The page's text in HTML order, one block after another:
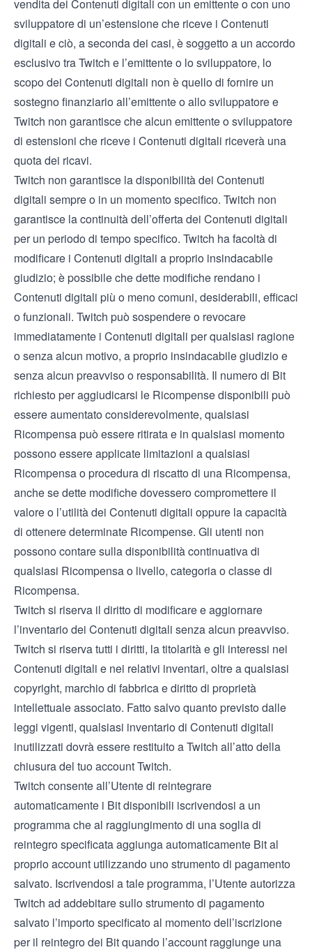
vendita dei Contenuti digitali con un emittente o con uno
sviluppatore di un’estensione che riceve i Contenuti
digitali e ciò, a seconda dei casi, è soggetto a un accordo
esclusivo tra Twitch e l’emittente o lo sviluppatore, lo
scopo dei Contenuti digitali non è quello di fornire un
sostegno finanziario all’emittente o allo sviluppatore e
Twitch non garantisce che alcun emittente o sviluppatore
di estensioni che riceve i Contenuti digitali riceverà una
quota dei ricavi.
Twitch non garantisce la disponibilità dei Contenuti
digitali sempre o in un momento specifico. Twitch non
garantisce la continuità dell’offerta dei Contenuti digitali
per un periodo di tempo specifico. Twitch ha facoltà di
modificare i Contenuti digitali a proprio insindacabile
giudizio; è possibile che dette modifiche rendano i
Contenuti digitali più o meno comuni, desiderabili, efficaci
o funzionali. Twitch può sospendere o revocare
immediatamente i Contenuti digitali per qualsiasi ragione
o senza alcun motivo, a proprio insindacabile giudizio e
senza alcun preavviso o responsabilità. Il numero di Bit
richiesto per aggiudicarsi le Ricompense disponibili può
essere aumentato considerevolmente, qualsiasi
Ricompensa può essere ritirata e in qualsiasi momento
possono essere applicate limitazioni a qualsiasi
Ricompensa o procedura di riscatto di una Ricompensa,
anche se dette modifiche dovessero compromettere il
valore o l’utilità dei Contenuti digitali oppure la capacità
di ottenere determinate Ricompense. Gli utenti non
possono contare sulla disponibilità continuativa di
qualsiasi Ricompensa o livello, categoria o classe di
Ricompensa.
Twitch si riserva il diritto di modificare e aggiornare
l’inventario dei Contenuti digitali senza alcun preavviso.
Twitch si riserva tutti i diritti, la titolarità e gli interessi nei
Contenuti digitali e nei relativi inventari, oltre a qualsiasi
copyright, marchio di fabbrica e diritto di proprietà
intellettuale associato. Fatto salvo quanto previsto dalle
leggi vigenti, qualsiasi inventario di Contenuti digitali
inutilizzati dovrà essere restituito a Twitch all’atto della
chiusura del tuo account Twitch.
Twitch consente all’Utente di reintegrare
automaticamente i Bit disponibili iscrivendosi a un
programma che al raggiungimento di una soglia di
reintegro specificata aggiunga automaticamente Bit al
proprio account utilizzando uno strumento di pagamento
salvato. Iscrivendosi a tale programma, l’Utente autorizza
Twitch ad addebitare sullo strumento di pagamento
salvato l’importo specificato al momento dell’iscrizione
per il reintegro dei Bit quando l’account raggiunge una